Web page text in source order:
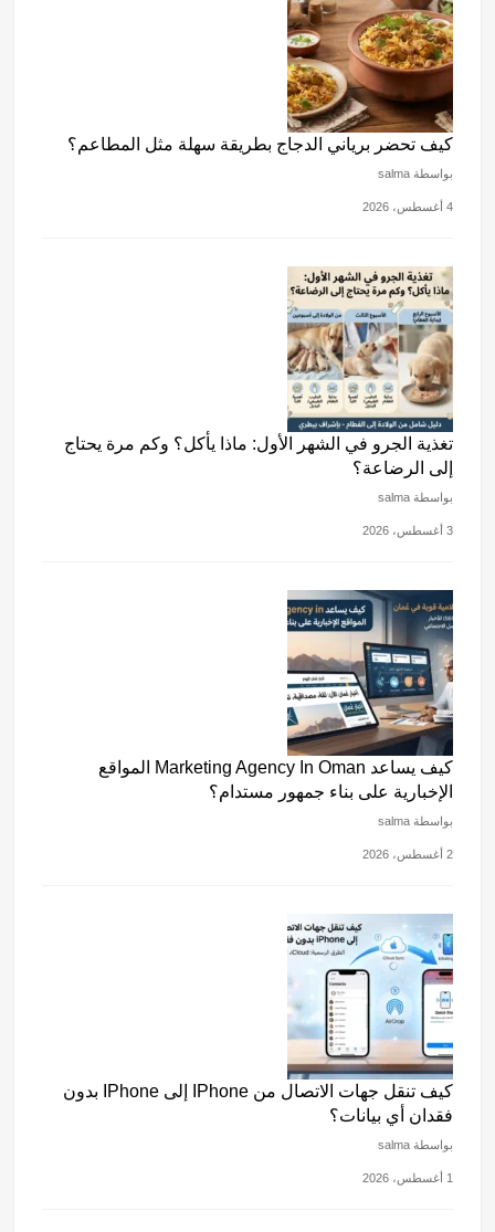
كيف تحضر برياني الدجاج بطريقة سهلة مثل المطاعم؟
بواسطة salma
4 أغسطس، 2026
تغذية الجرو في الشهر الأول: ماذا يأكل؟ وكم مرة يحتاج
إلى الرضاعة؟
بواسطة salma
3 أغسطس، 2026
كيف يساعد Marketing Agency In Oman المواقع
الإخبارية على بناء جمهور مستدام؟
بواسطة salma
2 أغسطس، 2026
كيف تنقل جهات الاتصال من IPhone إلى IPhone بدون
فقدان أي بيانات؟
بواسطة salma
1 أغسطس، 2026